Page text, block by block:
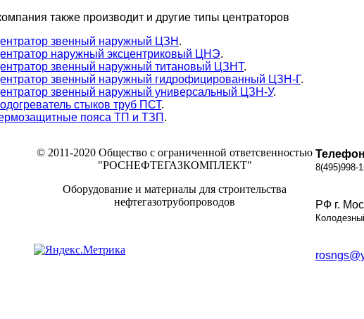
также производит и другие типы центраторов
звенный наружный ЦЗН .
наружный эксцентриковый ЦНЭ.
звенный наружный титановый ЦЗНТ.
звенный наружный гидрофицированный ЦЗН-Г.
звенный наружный универсальный ЦЗН-У.
стыков труб ПСТ.
пояса ТП и ТЗП .
© 2011-2020 Общество с ограниченной ответсвенностью
"РОСНЕФТЕГАЗКОМПЛЕКТ"
Оборудование и материалы для строительства
нефтегазотрубопроводов
Телефон
8(495)998-
РФ г.